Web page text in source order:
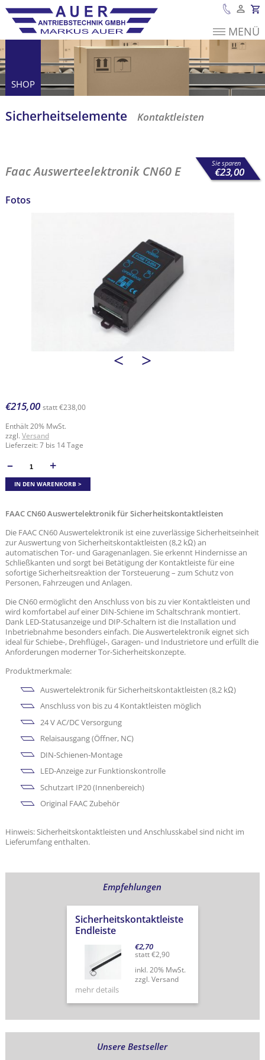
Es befinden sich
keine Produkte im
Warenkorb.
MENÜ
SHOP
Sicherheits­elemente Kontaktleisten
Faac Auswerteelektronik CN60 E
Sie sparen
€23,00
Fotos
< >
€215,00 statt€238,00
Enthält 20% MwSt.
zzgl. Versand
Lieferzeit: 7 bis 14 Tage
ANZAHL
– +
IN DEN WARENKORB
FAAC CN60 Auswertelektronik für Sicherheitskontaktleisten
Die FAAC CN60 Auswertelektronik ist eine zuverlässige Sicherheitseinheit
zur Auswertung von Sicherheitskontaktleisten (8,2 kΩ) an
automatischen Tor- und Garagenanlagen. Sie erkennt Hindernisse an
Schließkanten und sorgt bei Betätigung der Kontaktleiste für eine
sofortige Sicherheitsreaktion der Torsteuerung – zum Schutz von
Personen, Fahrzeugen und Anlagen.
Die CN60 ermöglicht den Anschluss von bis zu vier Kontaktleisten und
wird komfortabel auf einer DIN-Schiene im Schaltschrank montiert.
Dank LED-Statusanzeige und DIP-Schaltern ist die Installation und
Inbetriebnahme besonders einfach. Die Auswertelektronik eignet sich
ideal für Schiebe-, Drehflügel-, Garagen- und Industrietore und erfüllt die
Anforderungen moderner Tor-Sicherheitskonzepte.
Produktmerkmale:
Auswertelektronik für Sicherheitskontaktleisten (8,2 kΩ)
Anschluss von bis zu 4 Kontaktleisten möglich
24 V AC/DC Versorgung
Relaisausgang (Öffner, NC)
DIN-Schienen-Montage
LED-Anzeige zur Funktionskontrolle
Schutzart IP20 (Innenbereich)
Original FAAC Zubehör
Hinweis: Sicherheitskontaktleisten und Anschlusskabel sind nicht im
Lieferumfang enthalten.
Empfehlungen
Sicherheitskontaktleiste
Endleiste
€2,70
statt€2,90
inkl. 20% MwSt.
zzgl. Versand
mehr details
Unsere Bestseller